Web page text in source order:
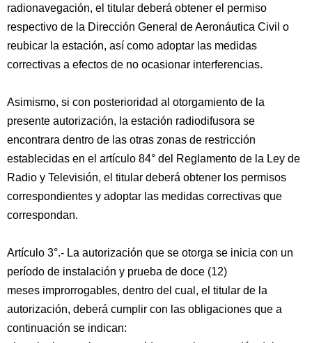
radionavegación, el titular deberá obtener el permiso
respectivo de la Dirección General de Aeronáutica Civil o
reubicar la estación, así como adoptar las medidas
correctivas a efectos de no ocasionar interferencias.
Asimismo, si con posterioridad al otorgamiento de la
presente autorización, la estación radiodifusora se
encontrara dentro de las otras zonas de restricción
establecidas en el artículo 84° del Reglamento de la Ley de
Radio y Televisión, el titular deberá obtener los permisos
correspondientes y adoptar las medidas correctivas que
correspondan.
Artículo 3°.- La autorización que se otorga se inicia con un
período de instalación y prueba de doce (12)
meses improrrogables, dentro del cual, el titular de la
autorización, deberá cumplir con las obligaciones que a
continuación se indican: